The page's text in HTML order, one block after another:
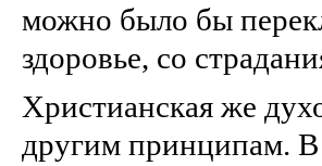
можно было бы
здоровье, со
Христианская же
другим принципам. В